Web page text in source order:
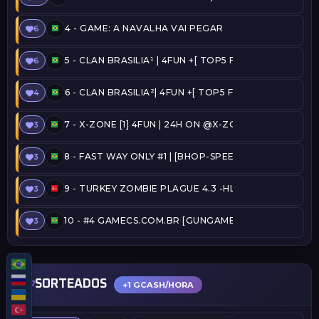
6 4 - GAME: A NAVALHA VAI PEGAR
6 5 - CLAN BRASILIA¹ | 4FUN +[ TOP5 FREE ADMIN +
4 6 - CLAN BRASILIA²| 4FUN +[ TOP5 FREE ADMIN +
3 7 - X-ZONE [1] 4FUN | 24H ON @X-ZONE
3 8 - FAST WAY ONLY #1 | [BHOP-SPEEDRUN] [TOP15,
3 9 - TURKEY ZOMBIE PLAGUE 4.3 -HLPLAYER.COM
3 10 - #4 GAMECS.COM.BR [GUNGAME] (35:08)
SORTEADOS +1 GCASH/HORA